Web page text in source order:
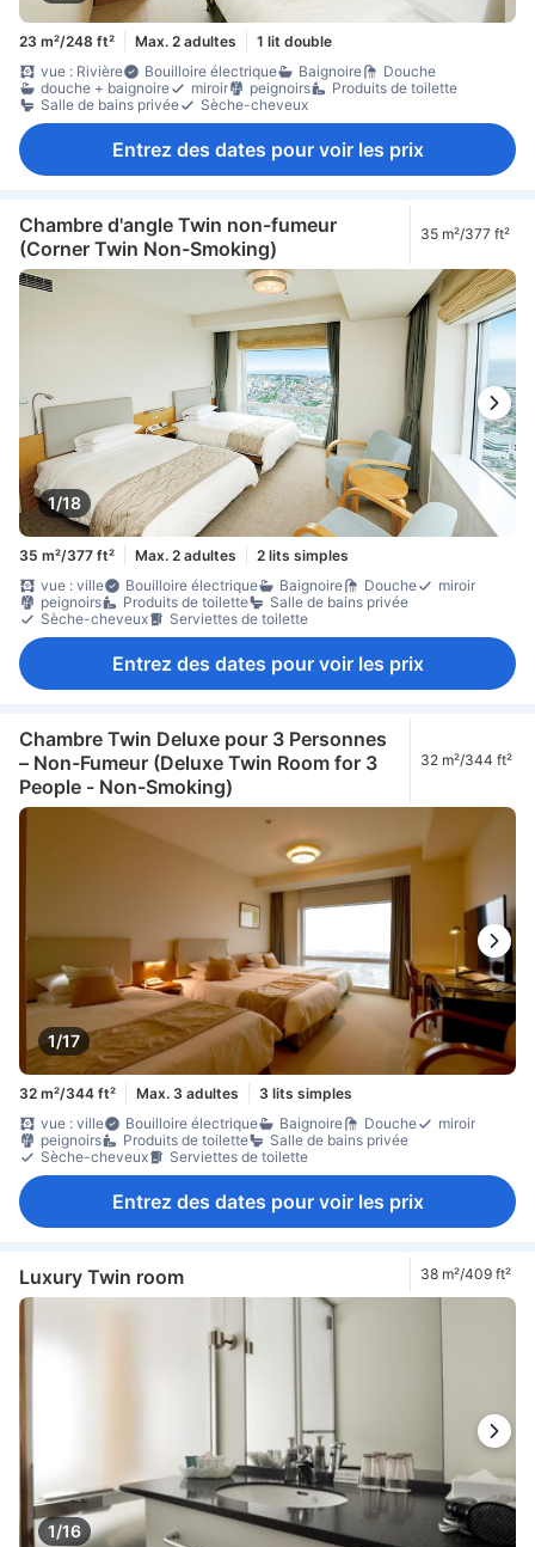
23 m²/248 ft² Max. 2 adultes
1 lit double
vue : Rivière
Bouilloire électrique Baignoire
Douche
douche + baignoire
miroir peignoirs
Produits de toilette
Salle de bains privée
Sèche-cheveux
Entrez des dates pour voir les prix
Chambre d'angle Twin non-fumeur
(Corner Twin Non-Smoking)
35 m²/377 ft²
1/18
35 m²/377 ft² Max. 2 adultes
2 lits simples
vue : ville
Bouilloire électrique Baignoire Douche
miroir
peignoirs
Produits de toilette
Salle de bains privée
Sèche-cheveux
Serviettes de toilette
Entrez des dates pour voir les prix
Chambre Twin Deluxe pour 3 Personnes
– Non-Fumeur (Deluxe Twin Room for 3
People - Non-Smoking)
32 m²/344 ft²
1/17
32 m²/344 ft² Max. 3 adultes
3 lits simples
vue : ville
Bouilloire électrique Baignoire Douche
miroir
peignoirs
Produits de toilette
Salle de bains privée
Sèche-cheveux
Serviettes de toilette
Entrez des dates pour voir les prix
Luxury Twin room 38 m²/409 ft²
1/16